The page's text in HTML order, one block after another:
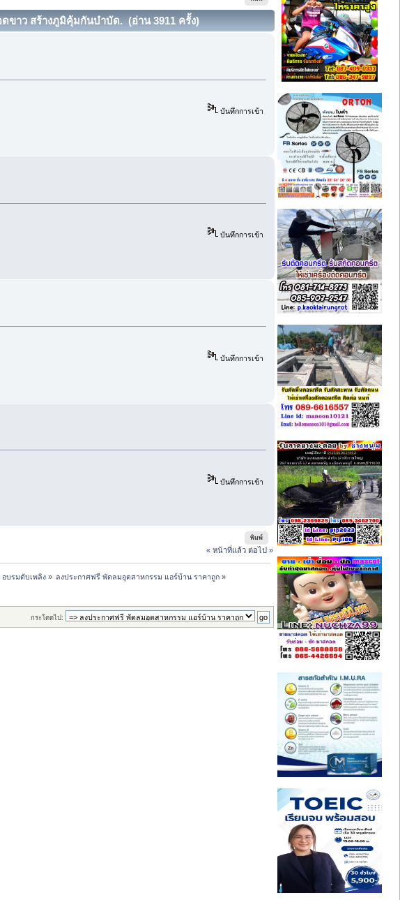
ขาว สร้างภูมิคุ้มกันบำบัด. (อ่าน 3911 ครั้ง)
บันทึกการเข้า
บันทึกการเข้า
บันทึกการเข้า
บันทึกการเข้า
พิมพ์
« หน้าที่แล้ว ต่อไป »
อบรมดับเพลิง» ลงประกาศฟรี พัดลมอุตสาหกรรม แอร์บ้าน ราคาถูก»
กระโดดไป: